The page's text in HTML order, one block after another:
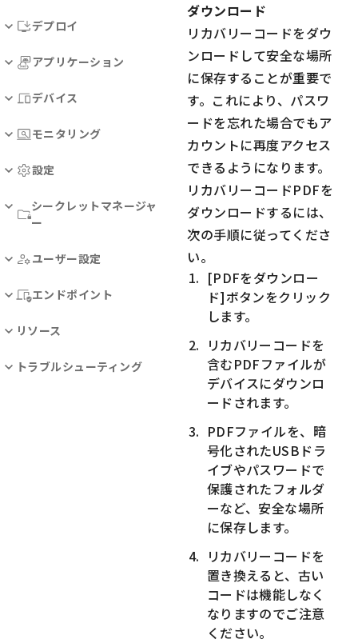
デプロイ
アプリケーション
デバイス
モニタリング
設定
シークレットマネージャ
ー
ユーザー設定
エンドポイント
リソース
トラブルシューティング
ダウンロード
リカバリーコードをダウ
ンロードして安全な場所
に保存することが重要で
す。これにより、パスワ
ードを忘れた場合でもア
カウントに再度アクセス
できるようになります。
リカバリーコードPDFを
ダウンロードするには、
次の手順に従ってくださ
い。
[PDFをダウンロー
ド]ボタンをクリック
します。
リカバリーコードを
含むPDFファイルが
デバイスにダウンロ
ードされます。
PDFファイルを、暗
号化されたUSBドラ
イブやパスワードで
保護されたフォルダ
ーなど、安全な場所
に保存します。
リカバリーコードを
置き換えると、古い
コードは機能しなく
なりますのでご注意
ください。